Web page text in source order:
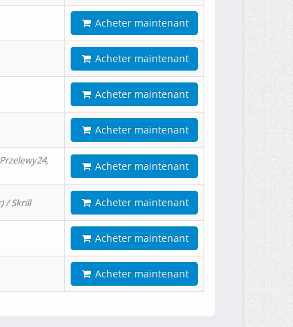
Acheter maintenant
Acheter maintenant
Acheter maintenant
Acheter maintenant
Acheter maintenant
/ Skrill Acheter maintenant
Acheter maintenant
Acheter maintenant